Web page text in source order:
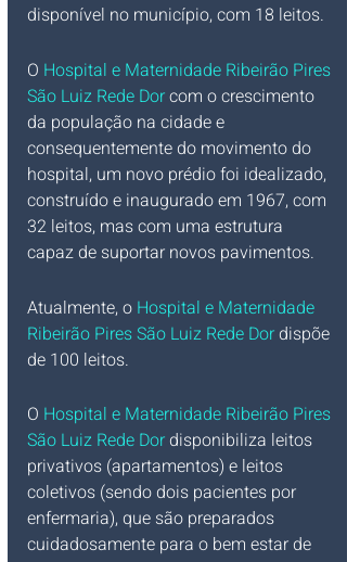
disponível no município, com 18 leitos.
O Hospital e Maternidade Ribeirão Pires
São Luiz Rede Dor com o crescimento
da população na cidade e
consequentemente do movimento do
hospital, um novo prédio foi idealizado,
construído e inaugurado em 1967, com
32 leitos, mas com uma estrutura
capaz de suportar novos pavimentos.
Atualmente, o Hospital e Maternidade
Ribeirão Pires São Luiz Rede Dor dispõe
de 100 leitos.
O Hospital e Maternidade Ribeirão Pires
São Luiz Rede Dor disponibiliza leitos
privativos (apartamentos) e leitos
coletivos (sendo dois pacientes por
enfermaria), que são preparados
cuidadosamente para o bem estar de